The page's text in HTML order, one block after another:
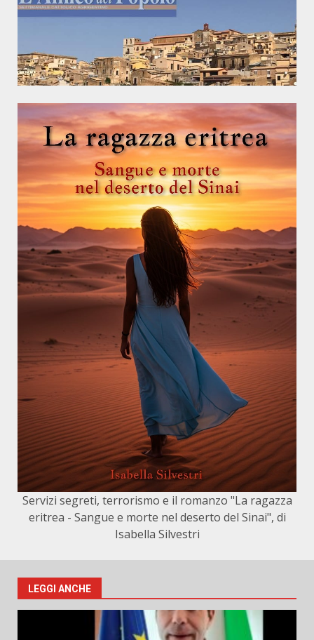
Servizi segreti, terrorismo e il romanzo "La ragazza
eritrea - Sangue e morte nel deserto del Sinai", di
Isabella Silvestri
LEGGI ANCHE